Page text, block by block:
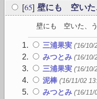
[65] 壁にも 空いた
壁にも 空いた、う
三浦果実 ('16/10/
みつとみ ('16/10/
三浦果実 ('16/10/
泥棒 ('16/11/02
みつとみ ('16/11/